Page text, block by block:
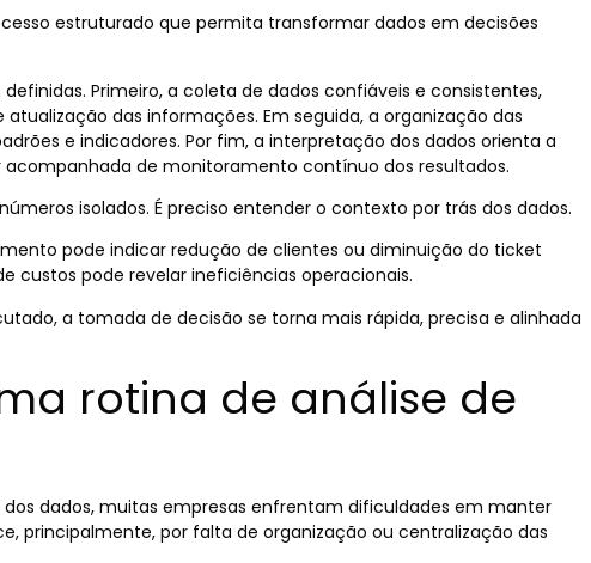
estruturado que permita transformar dados em decisões
Primeiro, a coleta de dados confiáveis e consistentes,
das informações. Em seguida, a organização das
e indicadores. Por fim, a interpretação dos dados orienta a
acompanhada de monitoramento contínuo dos resultados.
isolados. É preciso entender o contexto por trás dos dados.
pode indicar redução de clientes ou diminuição do ticket
custos pode revelar ineficiências operacionais.
a tomada de decisão se torna mais rápida, precisa e alinhada
rotina de análise de
dados, muitas empresas enfrentam dificuldades em manter
principalmente, por falta de organização ou centralização das